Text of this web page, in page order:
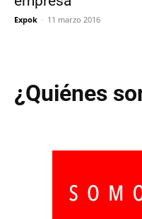
Expok - 11 marzo 2016
¿Quiénes